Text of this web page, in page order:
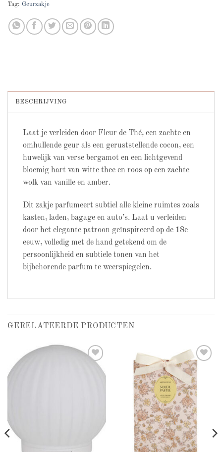
Tag: Geurzakje
BESCHRIJVING
Laat je verleiden door Fleur de Thé, een zachte en
omhullende geur als een geruststellende cocon, een
huwelijk van verse bergamot en een lichtgevend
bloemig hart van witte thee en roos op een zachte
wolk van vanille en amber.
Dit zakje parfumeert subtiel alle kleine ruimtes zoals
kasten, laden, bagage en auto’s. Laat u verleiden
door het elegante patroon geïnspireerd op de 18e
eeuw, volledig met de hand getekend om de
persoonlijkheid en subtiele tonen van het
bijbehorende parfum te weerspiegelen.
GERELATEERDE PRODUCTEN
Add to
Add to
wishlist